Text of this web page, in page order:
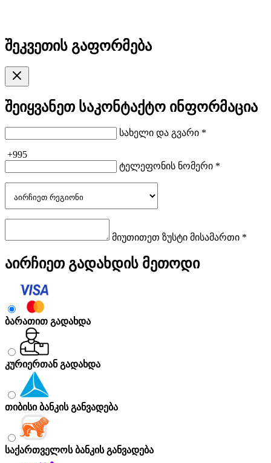
შეკვეთის გაფორმება
შეიყვანეთ საკონტაქტო ინფორმაცია
სახელი და გვარი *
+995
ტელეფონის ნომერი *
მიუთითეთ ზუსტი მისამართი *
აირჩიეთ გადახდის მეთოდი
ბარათით გადახდა
კურიერთან გადახდა
თიბისი ბანკის განვადება
საქართველოს ბანკის განვადება